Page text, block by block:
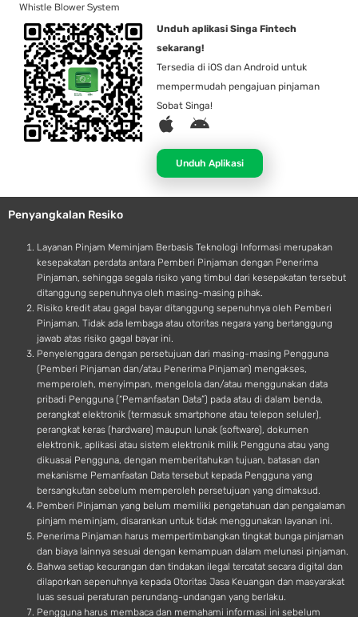
Whistle Blower System
Unduh aplikasi Singa Fintech
sekarang!
Tersedia di iOS dan Android untuk
mempermudah pengajuan pinjaman
Sobat Singa!
A
p
l
e
A
d
r
o
d
Unduh Aplikasi
Penyangkalan Resiko
Layanan Pinjam Meminjam Berbasis Teknologi Informasi merupakan
kesepakatan perdata antara Pemberi Pinjaman dengan Penerima
Pinjaman, sehingga segala risiko yang timbul dari kesepakatan tersebut
ditanggung sepenuhnya oleh masing-masing pihak.
Risiko kredit atau gagal bayar ditanggung sepenuhnya oleh Pemberi
Pinjaman. Tidak ada lembaga atau otoritas negara yang bertanggung
jawab atas risiko gagal bayar ini.
Penyelenggara dengan persetujuan dari masing-masing Pengguna
(Pemberi Pinjaman dan/atau Penerima Pinjaman) mengakses,
memperoleh, menyimpan, mengelola dan/atau menggunakan data
pribadi Pengguna (“Pemanfaatan Data”) pada atau di dalam benda,
perangkat elektronik (termasuk smartphone atau telepon seluler),
perangkat keras (hardware) maupun lunak (software), dokumen
elektronik, aplikasi atau sistem elektronik milik Pengguna atau yang
dikuasai Pengguna, dengan memberitahukan tujuan, batasan dan
mekanisme Pemanfaatan Data tersebut kepada Pengguna yang
bersangkutan sebelum memperoleh persetujuan yang dimaksud.
Pemberi Pinjaman yang belum memiliki pengetahuan dan pengalaman
pinjam meminjam, disarankan untuk tidak menggunakan layanan ini.
Penerima Pinjaman harus mempertimbangkan tingkat bunga pinjaman
dan biaya lainnya sesuai dengan kemampuan dalam melunasi pinjaman.
Bahwa setiap kecurangan dan tindakan ilegal tercatat secara digital dan
dilaporkan sepenuhnya kepada Otoritas Jasa Keuangan dan masyarakat
luas sesuai peraturan perundang-undangan yang berlaku.
Pengguna harus membaca dan memahami informasi ini sebelum